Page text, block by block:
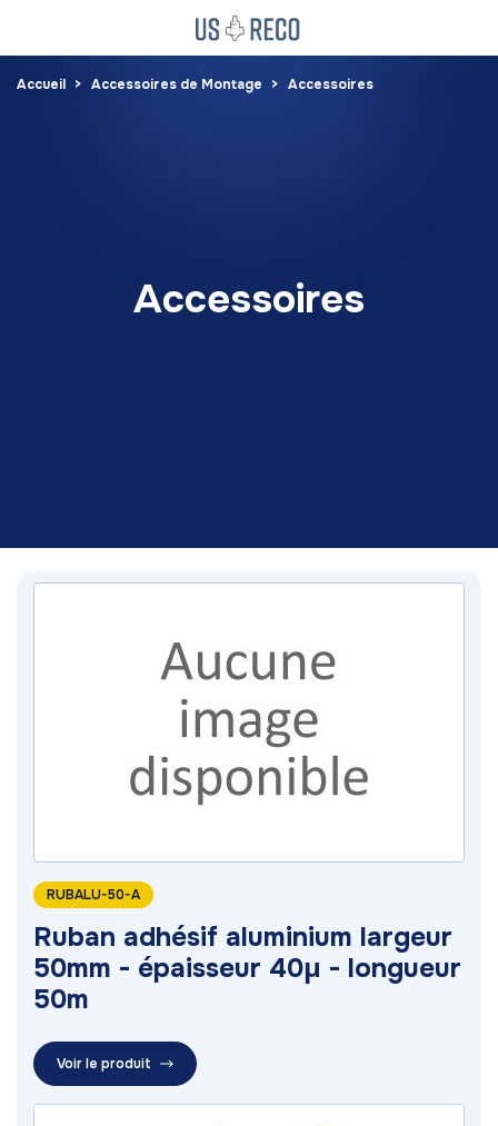
Accueil Accessoires de Montage Accessoires
Accessoires
RUBALU-50-A
Ruban adhésif aluminium largeur
50mm - épaisseur 40µ - longueur
50m
Voir le produit